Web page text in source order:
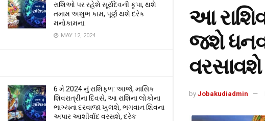
રાશિઓ પર રહેશે સૂર્યદેવની કૃપા, થશે
તમામ અશુભ કામ, પૂર્ણ થશે દરેક
મનોકામના.
MAY 12, 2024
6 મે 2024 નું રાશિફળ: આજે, માસિક
શિવરાત્રીના દિવસે, આ રાશિના લોકોના
ભાગ્યના દરવાજા ખુલશે, ભગવાન શિવના
અપાર આશીર્વાદ વરસશે, દરેક
આ
જશે
વરસાવશે
by Jobakudiadmin